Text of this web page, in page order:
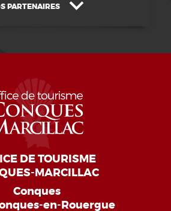
PARTENAIRES
DE TOURISME
MARCILLAC
Conques
en-Rouergue